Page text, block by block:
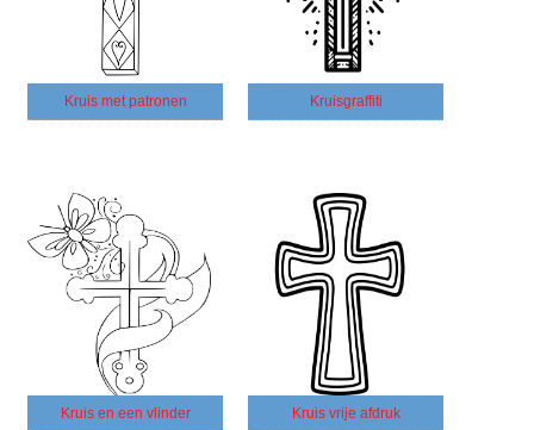
Kruis met patronen Kruisgraffiti
Kruis en een vlinder Kruis vrije afdruk